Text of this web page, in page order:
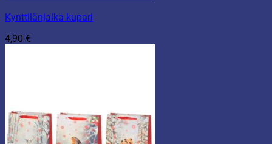
Kynttilänjalka kupari
4,90 €